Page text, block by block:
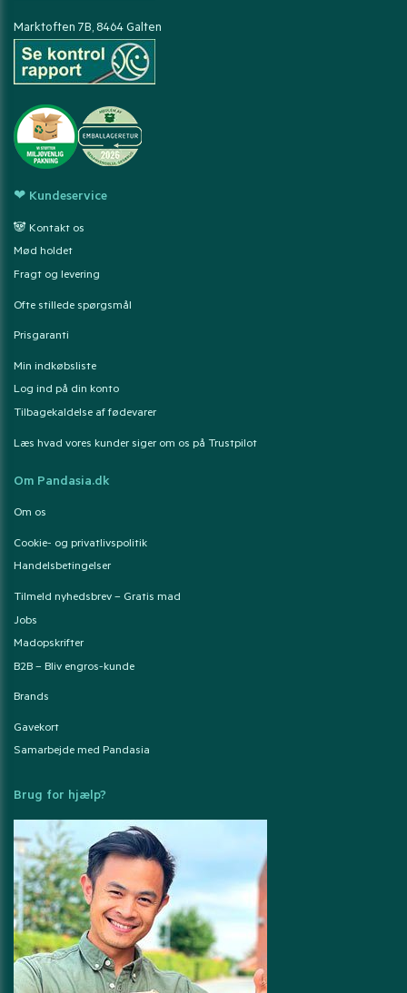
Marktoften 7B, 8464 Galten
❤ Kundeservice
🐼 Kontakt os
Mød holdet
Fragt og levering
Ofte stillede spørgsmål
Prisgaranti
Min indkøbsliste
Log ind på din konto
Tilbagekaldelse af fødevarer
Læs hvad vores kunder siger om os på Trustpilot
Om Pandasia.dk
Om os
Cookie- og privatlivspolitik
Handelsbetingelser
Tilmeld nyhedsbrev – Gratis mad
Jobs
Madopskrifter
B2B – Bliv engros-kunde
Brands
Gavekort
Samarbejde med Pandasia
Brug for hjælp?